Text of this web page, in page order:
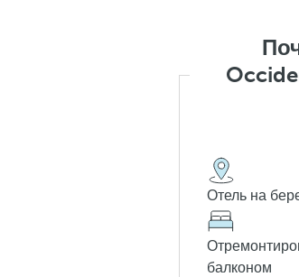
Отель на
балконом